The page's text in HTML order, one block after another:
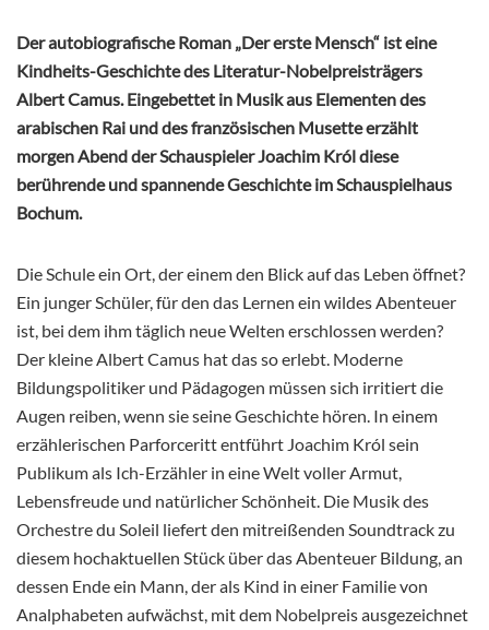
Der autobiografische Roman „Der erste Mensch“ ist eine
Kindheits-Geschichte des Literatur-Nobelpreisträgers
Albert Camus. Eingebettet in Musik aus Elementen des
arabischen Rai und des französischen Musette erzählt
morgen Abend der Schauspieler Joachim Król diese
berührende und spannende Geschichte im Schauspielhaus
Bochum.
Die Schule ein Ort, der einem den Blick auf das Leben öffnet?
Ein junger Schüler, für den das Lernen ein wildes Abenteuer
ist, bei dem ihm täglich neue Welten erschlossen werden?
Der kleine Albert Camus hat das so erlebt. Moderne
Bildungspolitiker und Pädagogen müssen sich irritiert die
Augen reiben, wenn sie seine Geschichte hören. In einem
erzählerischen Parforceritt entführt Joachim Król sein
Publikum als Ich-Erzähler in eine Welt voller Armut,
Lebensfreude und natürlicher Schönheit. Die Musik des
Orchestre du Soleil liefert den mitreißenden Soundtrack zu
diesem hochaktuellen Stück über das Abenteuer Bildung, an
dessen Ende ein Mann, der als Kind in einer Familie von
Analphabeten aufwächst, mit dem Nobelpreis ausgezeichnet